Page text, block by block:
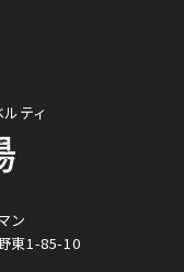
ティ
ン
東1-85-10